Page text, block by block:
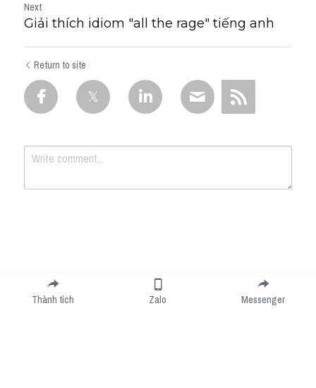
Next
Giải thích idiom "all the rage" tiếng anh
Return to site
Submit
Thành tích Zalo Messenger